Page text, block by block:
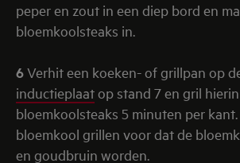
peper en zout in een diep bord en
bloemkoolsteaks in.
6Verhit een koeken- of grillpan op
inductieplaatop stand 7 en gril
bloemkoolsteaks 5 minuten per
bloemkool grillen voor dat de
en goudbruin worden.